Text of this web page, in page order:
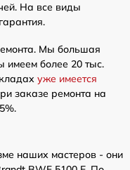
На все виды
Мы большая
имеем более 20 тыс.
уже имеется
заказе ремонта на
наших мастеров - они